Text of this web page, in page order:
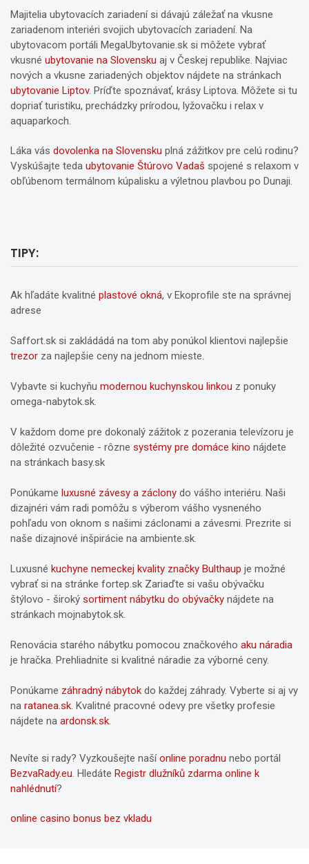
Majitelia ubytovacích zariadení si dávajú záležať na vkusne
zariadenom interiéri svojich ubytovacích zariadení. Na
ubytovacom portáli MegaUbytovanie.sk si môžete vybrať
vkusné ubytovanie na Slovensku aj v Českej republike. Najviac
nových a vkusne zariadených objektov nájdete na stránkach
ubytovanie Liptov. Príďte spoznávať, krásy Liptova. Môžete si tu
dopriať turistiku, prechádzky prírodou, lyžovačku i relax v
aquaparkoch.
Láka vás dovolenka na Slovensku plná zážitkov pre celú rodinu?
Vyskúšajte teda ubytovanie Štúrovo Vadaš spojené s relaxom v
obľúbenom termálnom kúpalisku a výletnou plavbou po Dunaji.
TIPY:
Ak hľadáte kvalitné plastové okná, v Ekoprofile ste na správnej
adrese
Saffort.sk si zakládádá na tom aby ponúkol klientovi najlepšie
trezor za najlepšie ceny na jednom mieste.
Vybavte si kuchyňu modernou kuchynskou linkou z ponuky
omega-nabytok.sk.
V každom dome pre dokonalý zážitok z pozerania televízoru je
dôležité ozvučenie - rôzne systémy pre domáce kino nájdete
na stránkach basy.sk
Ponúkame luxusné závesy a záclony do vášho interiéru. Naši
dizajnéri vám radi pomôžu s výberom vášho vysneného
pohľadu von oknom s našimi záclonami a závesmi. Prezrite si
naše dizajnové inšpirácie na ambiente.sk.
Luxusné kuchyne nemeckej kvality značky Bulthaup je možné
vybrať si na stránke fortep.sk Zariaďte si vašu obývačku
štýlovo - široký sortiment nábytku do obývačky nájdete na
stránkach mojnabytok.sk.
Renovácia starého nábytku pomocou značkového aku náradia
je hračka. Prehliadnite si kvalitné náradie za výborné ceny.
Ponúkame záhradný nábytok do každej záhrady. Vyberte si aj vy
na ratanea.sk. Kvalitné pracovné odevy pre všetky profesie
nájdete na ardonsk.sk.
Nevíte si rady? Vyzkoušejte našíonline poradnu nebo portál
BezvaRady.eu. Hledáte Registr dlužníků zdarma online k
nahlédnutí?
online casino bonus bez vkladu